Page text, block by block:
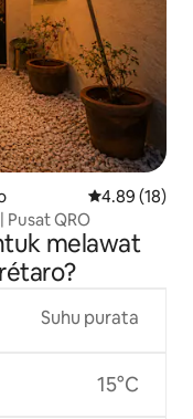
Penarafan
4.89 (18)
Pusat QRO
melawat
Suhu purata
15°C